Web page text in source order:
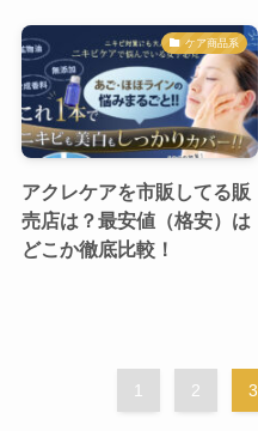
ケア商品系
アクレケアを市販してる販
売店は？最安値（格安）は
どこか徹底比較！
1 2 3